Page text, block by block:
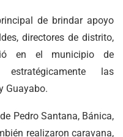
de brindar apoyo
directores de distrito,
en el municipio de
las
Guayabo.
Pedro Santana, Bánica,
realizaron caravana,